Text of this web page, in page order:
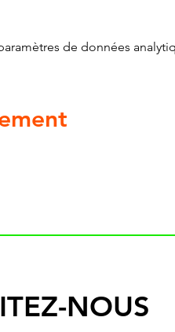
de données
NOUS